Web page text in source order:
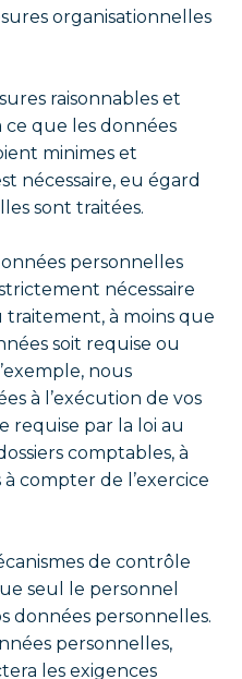
organisationnelles
raisonnables et
ce que les données
minimes et
nécessaire, eu égard
sont traitées.
personnelles
nécessaire
à moins que
soit requise ou
nous
à l’exécution de vos
requise par la loi au
comptables, à
compter de l’exercice
de contrôle
seul le personnel
données personnelles.
personnelles,
les exigences